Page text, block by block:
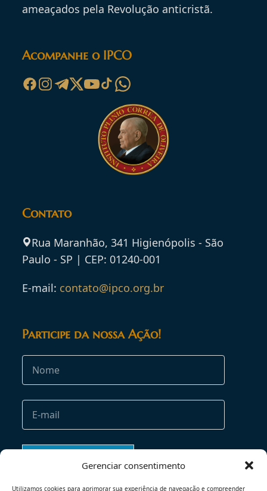
Gerenciar consentimento
Utilizamos cookies para aprimorar sua experiência de navegação e compreender
ameaçados pela Revolução anticristã.
Acompanhe o IPCO
Contato
Rua Maranhão, 341 Higienópolis - São
Paulo - SP | CEP: 01240-001
E-mail: contato@ipco.org.br
Participe da nossa Ação!